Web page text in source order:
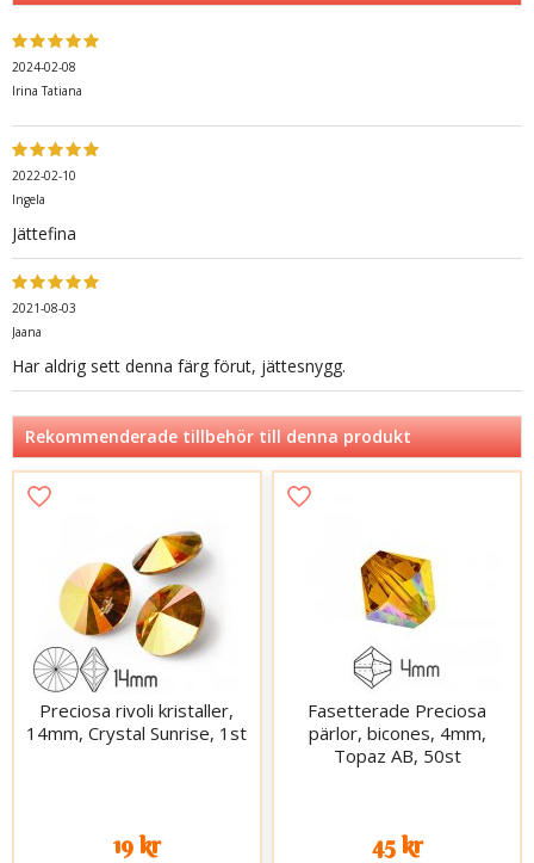
2024-02-08
Irina Tatiana
2022-02-10
Ingela
Jättefina
2021-08-03
Jaana
Har aldrig sett denna färg förut, jättesnygg.
Rekommenderade tillbehör till denna produkt
Preciosa rivoli kristaller,
14mm, Crystal Sunrise, 1st
19 kr
Fasetterade Preciosa
pärlor, bicones, 4mm,
Topaz AB, 50st
45 kr